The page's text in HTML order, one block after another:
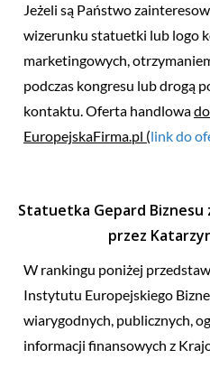
Jeżeli są Państwo
wizerunku statuetki lub logo
marketingowych,
podczas kongresu lub drogą
kontaktu. Oferta handlowa
EuropejskaFirma.pl (link do
Statuetka Gepard Biznesu
przez
W rankingu poniżej
Instytutu Europejskiego
wiarygodnych, publicznych,
informacji finansowych z